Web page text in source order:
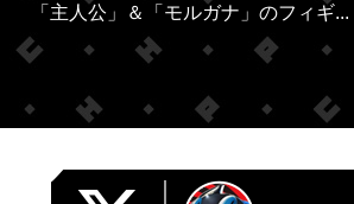
「主人公」＆「モルガナ」のフィギ...